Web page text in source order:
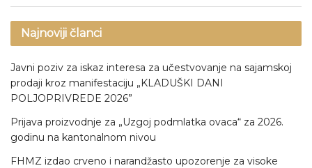
Najnoviji članci
Javni poziv za iskaz interesa za učestvovanje na sajamskoj
prodaji kroz manifestaciju „KLADUŠKI DANI
POLJOPRIVREDE 2026”
Prijava proizvodnje za „Uzgoj podmlatka ovaca“ za 2026.
godinu na kantonalnom nivou
FHMZ izdao crveno i narandžasto upozorenje za visoke